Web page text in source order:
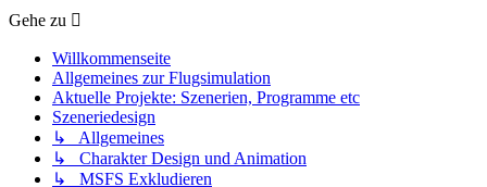
Gehe zu
Willkommenseite
Allgemeines zur Flugsimulation
Aktuelle Projekte: Szenerien, Programme etc
Szeneriedesign
↳ Allgemeines
↳ Charakter Design und Animation
↳ MSFS Exkludieren